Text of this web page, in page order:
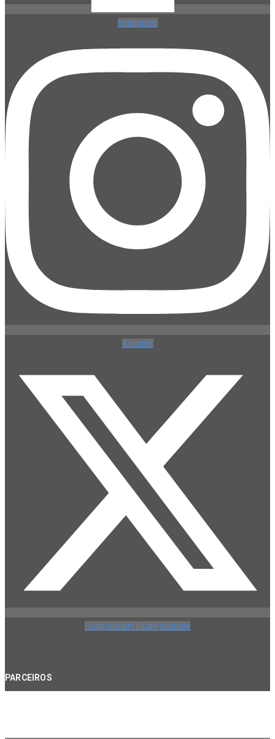
Instagram
X-twitter
Huge-spotify Huge-youtube
PARCEIROS